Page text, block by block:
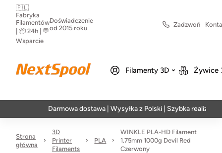
🇵🇱
Fabryka
Filamentów
| 📦 24h | 💬
Wsparcie
Doświadczenie
od 2015 roku
Zadzwoń
Filamenty 3D Żywice
Darmowa dostawa | Wysyłka z Polski | Szybka realizacja w 24h
Strona
główna
3D
Printer
Filaments
PLA
WINKLE PLA-HD Filament
1.75mm 1000g Devil Red
Czerwony